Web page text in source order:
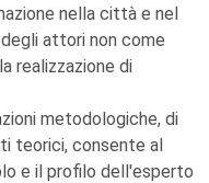
nella città e nel
attori non come
realizzazione di
metodologiche, di
teorici, consente al
e il profilo dell'esperto